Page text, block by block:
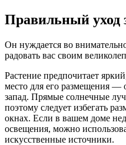
Правильный уход
Он нуждается во
радовать вас своим
Растение предпочитает
место для его размещения —
запад. Прямые солнечные
поэтому следует избегать
окнах. Если в вашем доме
освещения, можно
искусственные источники.